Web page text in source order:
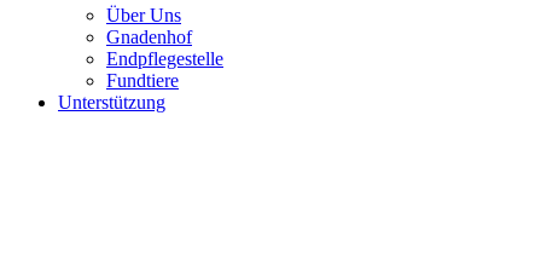
Über Uns
Gnadenhof
Endpflegestelle
Fundtiere
Unterstützung